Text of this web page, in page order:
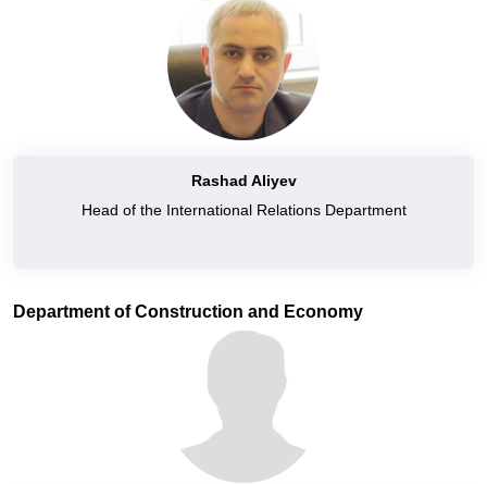
Rashad Aliyev
Head of the International Relations Department
Department of Construction and Economy